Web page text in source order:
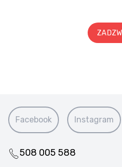
Facebook Instagram
508 005 588